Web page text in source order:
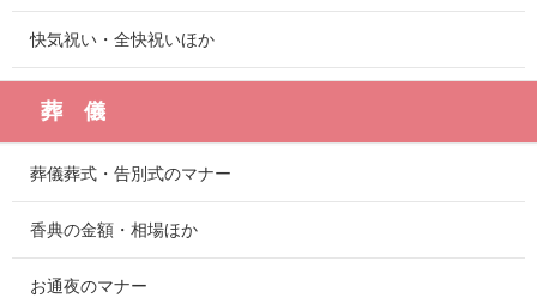
快気祝い・全快祝いほか
葬 儀
葬儀葬式・告別式のマナー
香典の金額・相場ほか
お通夜のマナー